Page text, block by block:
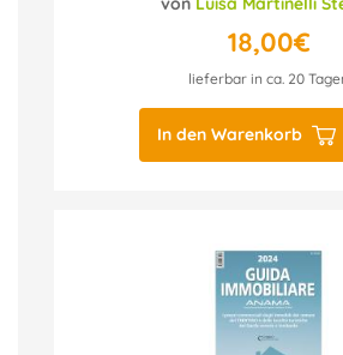
18,00€
lieferbar in ca. 20
In den Warenkorb